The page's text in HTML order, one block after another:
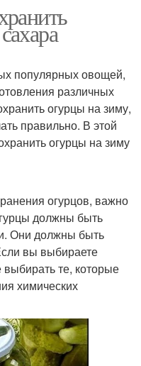
популярных овощей,
различных
огурцы на зиму,
правильно. В этой
огурцы на зиму
огурцов, важно
должны быть
Они должны быть
вы выбираете
выбирать те, которые
химических